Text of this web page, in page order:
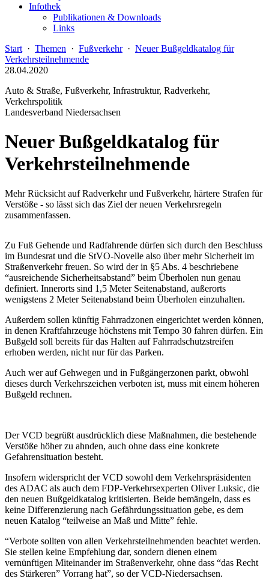
Infothek
Publikationen & Downloads
Links
Start · Themen · Fußverkehr· Neuer Bußgeldkatalog für
Verkehrsteilnehmende
28.04.2020
Auto & Straße, Fußverkehr, Infrastruktur, Radverkehr,
Verkehrspolitik
Landesverband Niedersachsen
Neuer Bußgeldkatalog für
Verkehrsteilnehmende
Mehr Rücksicht auf Radverkehr und Fußverkehr, härtere Strafen für
Verstöße - so lässt sich das Ziel der neuen Verkehrsregeln
zusammenfassen.
Zu Fuß Gehende und Radfahrende dürfen sich durch den Beschluss
im Bundesrat und die StVO-Novelle also über mehr Sicherheit im
Straßenverkehr freuen. So wird der in §5 Abs. 4 beschriebene
“ausreichende Sicherheitsabstand” beim Überholen nun genau
definiert. Innerorts sind 1,5 Meter Seitenabstand, außerorts
wenigstens 2 Meter Seitenabstand beim Überholen einzuhalten.
Außerdem sollen künftig Fahrradzonen eingerichtet werden können,
in denen Kraftfahrzeuge höchstens mit Tempo 30 fahren dürfen. Ein
Bußgeld soll bereits für das Halten auf Fahrradschutzstreifen
erhoben werden, nicht nur für das Parken.
Auch wer auf Gehwegen und in Fußgängerzonen parkt, obwohl
dieses durch Verkehrszeichen verboten ist, muss mit einem höheren
Bußgeld rechnen.
Der VCD begrüßt ausdrücklich diese Maßnahmen, die bestehende
Verstöße höher zu ahnden, auch ohne dass eine konkrete
Gefahrensituation besteht.
Insofern widerspricht der VCD sowohl dem Verkehrspräsidenten
des ADAC als auch dem FDP-Verkehrsexperten Oliver Luksic, die
den neuen Bußgeldkatalog kritisierten. Beide bemängeln, dass es
keine Differenzierung nach Gefährdungssituation gebe, es dem
neuen Katalog “teilweise an Maß und Mitte” fehle.
“Verbote sollten von allen Verkehrsteilnehmenden beachtet werden.
Sie stellen keine Empfehlung dar, sondern dienen einem
vernünftigen Miteinander im Straßenverkehr, ohne dass “das Recht
des Stärkeren” Vorrang hat”, so der VCD-Niedersachsen.